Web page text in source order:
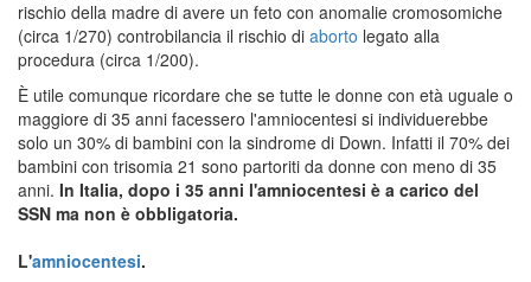
rischio della madre di avere un feto con anomalie cromosomiche
(circa 1/270) controbilancia il rischio di aborto legato alla
procedura (circa 1/200).
È utile comunque ricordare che se tutte le donne con età uguale o
maggiore di 35 anni facessero l'amniocentesi si individuerebbe
solo un 30% di bambini con la sindrome di Down. Infatti il 70% dei
bambini con trisomia 21 sono partoriti da donne con meno di 35
anni. In Italia, dopo i 35 anni l'amniocentesi è a carico del
SSN ma non è obbligatoria.
L'amniocentesi.